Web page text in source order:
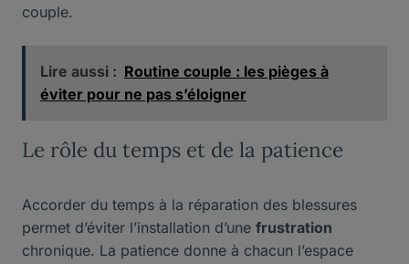
couple.
Lire aussi : Routine couple : les pièges à
éviter pour ne pas s’éloigner
Le rôle du temps et de la patience
Accorder du temps à la réparation des blessures
permet d’éviter l’installation d’une frustration
chronique. La patience donne à chacun l’espace